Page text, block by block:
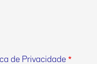
de Privacidade